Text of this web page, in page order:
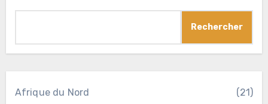
Rechercher
Afrique du Nord (21)